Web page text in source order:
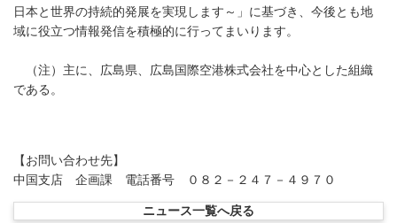
日本と世界の持続的発展を実現します～」に基づき、今後とも地
域に役立つ情報発信を積極的に行ってまいります。
（注）主に、広島県、広島国際空港株式会社を中心とした組織
である。
【お問い合わせ先】
中国支店 企画課 電話番号 ０８２－２４７－４９７０
ニュース一覧へ戻る